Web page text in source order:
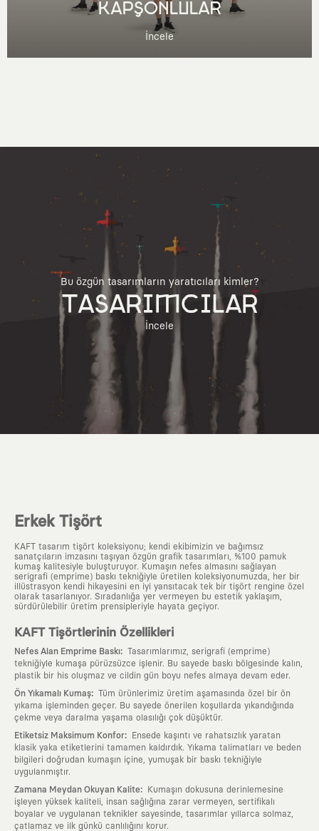
KAPŞONLULAR
İncele
Bu özgün tasarımların yaratıcıları kimler?
TASARIMCILAR
İncele
Erkek Tişört
KAFT tasarım tişört koleksiyonu; kendi ekibimizin ve bağımsız
sanatçıların imzasını taşıyan özgün grafik tasarımları, %100 pamuk
kumaş kalitesiyle buluşturuyor. Kumaşın nefes almasını sağlayan
serigrafi (emprime) baskı tekniğiyle üretilen koleksiyonumuzda, her bir
illüstrasyon kendi hikayesini en iyi yansıtacak tek bir tişört rengine özel
olarak tasarlanıyor. Sıradanlığa yer vermeyen bu estetik yaklaşım,
sürdürülebilir üretim prensipleriyle hayata geçiyor.
KAFT Tişörtlerinin Özellikleri
Nefes Alan Emprime Baskı: Tasarımlarımız, serigrafi (emprime)
tekniğiyle kumaşa pürüzsüzce işlenir. Bu sayede baskı bölgesinde kalın,
plastik bir his oluşmaz ve cildin gün boyu nefes almaya devam eder.
Ön Yıkamalı Kumaş: Tüm ürünlerimiz üretim aşamasında özel bir ön
yıkama işleminden geçer. Bu sayede önerilen koşullarda yıkandığında
çekme veya daralma yaşama olasılığı çok düşüktür.
Etiketsiz Maksimum Konfor:
Ensede kaşıntı ve rahatsızlık yaratan
klasik yaka etiketlerini tamamen kaldırdık. Yıkama talimatları ve beden
bilgileri doğrudan kumaşın içine, yumuşak bir baskı tekniğiyle
uygulanmıştır.
Zamana Meydan Okuyan Kalite:
Kumaşın dokusuna derinlemesine
işleyen yüksek kaliteli, insan sağlığına zarar vermeyen, sertifikalı
boyalar ve uygulanan teknikler sayesinde, tasarımlar yıllarca solmaz,
çatlamaz ve ilk günkü canlılığını korur.